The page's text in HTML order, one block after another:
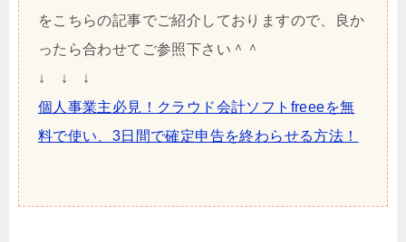
をこちらの記事でご紹介しておりますので、良か
ったら合わせてご参照下さい＾＾
↓ ↓ ↓
個人事業主必見！クラウド会計ソフトfreeeを無
料で使い、3日間で確定申告を終わらせる方法！